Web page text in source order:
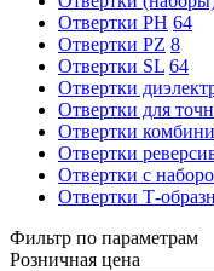
Отвертки PH 64
Отвертки PZ 8
Отвертки SL 64
Отвертки
Отвертки для
Отвертки
Отвертки
Отвертки с
Отвертки Т-
Фильтр по параметрам
Розничная цена